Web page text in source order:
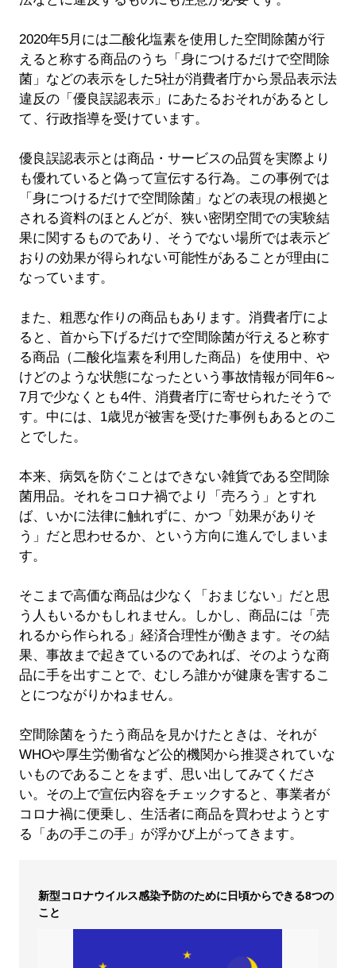
2020年5月には二酸化塩素を使用した空間除菌が行
えると称する商品のうち「身につけるだけで空間除
菌」などの表示をした5社が消費者庁から景品表示法
違反の「優良誤認表示」にあたるおそれがあるとし
て、行政指導を受けています。
優良誤認表示とは商品・サービスの品質を実際より
も優れていると偽って宣伝する行為。この事例では
「身につけるだけで空間除菌」などの表現の根拠と
される資料のほとんどが、狭い密閉空間での実験結
果に関するものであり、そうでない場所では表示ど
おりの効果が得られない可能性があることが理由に
なっています。
また、粗悪な作りの商品もあります。消費者庁によ
ると、首から下げるだけで空間除菌が行えると称す
る商品（二酸化塩素を利用した商品）を使用中、や
けどのような状態になったという事故情報が同年6～
7月で少なくとも4件、消費者庁に寄せられたそうで
す。中には、1歳児が被害を受けた事例もあるとのこ
とでした。
本来、病気を防ぐことはできない雑貨である空間除
菌用品。それをコロナ禍でより「売ろう」とすれ
ば、いかに法律に触れずに、かつ「効果がありそ
う」だと思わせるか、という方向に進んでしまいま
す。
そこまで高価な商品は少なく「おまじない」だと思
う人もいるかもしれません。しかし、商品には「売
れるから作られる」経済合理性が働きます。その結
果、事故まで起きているのであれば、そのような商
品に手を出すことで、むしろ誰かが健康を害するこ
とにつながりかねません。
空間除菌をうたう商品を見かけたときは、それが
WHOや厚生労働省など公的機関から推奨されていな
いものであることをまず、思い出してみてくださ
い。その上で宣伝内容をチェックすると、事業者が
コロナ禍に便乗し、生活者に商品を買わせようとす
る「あの手この手」が浮かび上がってきます。
新型コロナウイルス感染予防のために日頃からできる8つの
こと